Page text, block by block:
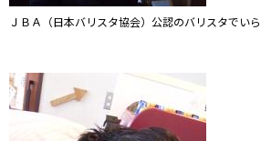
ＪＢＡ（日本バリスタ協会）公認のバリスタでい